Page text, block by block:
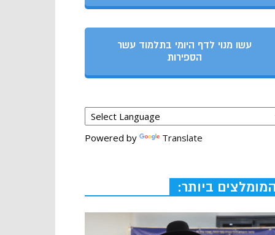
עשו מנוי לדף היומי בתלמוד עשר
הספירות
Powered by Translate
המומלצים ביותר: